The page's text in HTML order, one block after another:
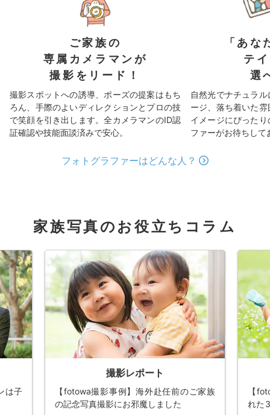
ご家族の
専属カメラマンが
撮影をリード！
撮影スポットへの誘導、ポーズの提案はもち
ろん、手際のよいディレクションとプロの技
で笑顔を引き出します。全カメラマンのID認
証確認や技能面談済みで安心。
「あな
テ
選
自然光でナチュラ
ージ、落ち着いた
イメージにぴった
ファーがお待ちして
フォトグラファーはどんな人？
家族写真のお役立ちコラム
は子
撮影レポート
【fotowa撮影事例】海外赴任前のご家族
の記念写真撮影にお邪魔しました
【
れた